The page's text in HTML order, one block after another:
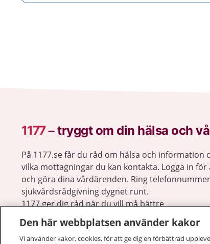
1177–tryggt om din hälsa och
På 1177.se får du råd om hälsa och information
vilka mottagningar du kan kontakta. Logga in
och göra dina vårdärenden. Ring
sjukvårdsrådgivning dygnet runt.
1177 ger dig råd när du vill må bättre.
Den här webbplatsen använder kakor
Vi använder kakor, cookies, för att ge dig en förbättrad